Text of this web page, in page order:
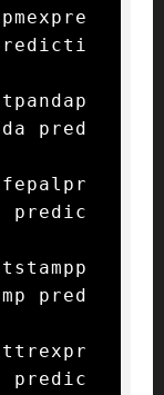
pred
predic
pred
predic